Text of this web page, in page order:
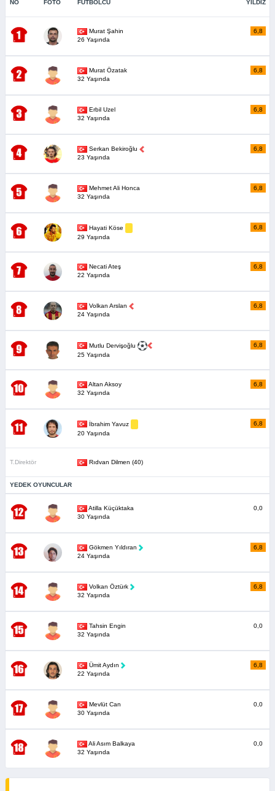
NO FOTO FUTBOLCU YILDIZ
Murat Şahin
26 Yaşında
6,8
Murat Özatak
32 Yaşında
6,8
Erbil Uzel
32 Yaşında
6,8
Serkan Bekiroğlu
23 Yaşında
6,8
Mehmet Ali Honca
32 Yaşında
6,8
Hayati Köse
29 Yaşında
6,8
Necati Ateş
22 Yaşında
6,8
Volkan Arslan
24 Yaşında
6,8
Mutlu Dervişoğlu
25 Yaşında
6,8
Altan Aksoy
32 Yaşında
6,8
İbrahim Yavuz
20 Yaşında
6,8
T.Direktör Rıdvan Dilmen (40)
YEDEK OYUNCULAR
Atilla Küçüktaka
30 Yaşında
0,0
Gökmen Yıldıran
24 Yaşında
6,8
Volkan Öztürk
32 Yaşında
6,8
Tahsin Engin
32 Yaşında
0,0
Ümit Aydın
22 Yaşında
6,8
Mevlüt Can
30 Yaşında
0,0
Ali Asım Balkaya
32 Yaşında
0,0